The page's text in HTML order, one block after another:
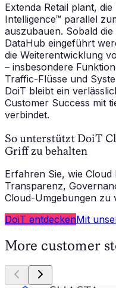
Extenda Retail plant,
Intelligence™ parallel
auszubauen. Sobald
DataHub eingeführt
die Weiterentwicklung
– insbesondere
Traffic-Flüsse und
DoiT bleibt ein
Customer Success mit
verbindet.
So unterstützt DoiT
Griff zu behalten
Erfahren Sie, wie Cloud
Transparenz,
Cloud-Umgebungen zu
DoiT entdeckenMit
More customer